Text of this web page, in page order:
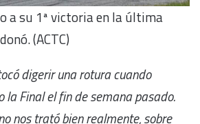
a su 1ª victoria en la última
(ACTC)
digerir una rotura cuando
la Final el fin de semana pasado.
nos trató bien realmente, sobre